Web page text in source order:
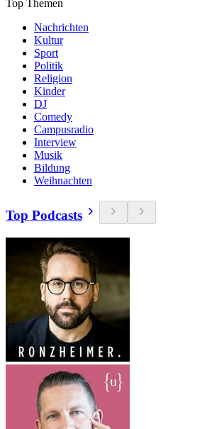
Top Themen
Nachrichten
Kultur
Sport
Politik
Religion
Kinder
DJ
Comedy
Campusradio
Interview
Musik
Bildung
Weihnachten
Top Podcasts